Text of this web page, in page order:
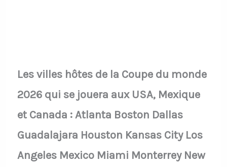
Les villes hôtes de la Coupe du monde
2026 qui se jouera aux USA, Mexique
et Canada : Atlanta Boston Dallas
Guadalajara Houston Kansas City Los
Angeles Mexico Miami Monterrey New